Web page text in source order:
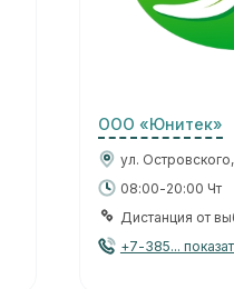
ООО «Юнитек»
ул.
08:00-20:00 Чт
Дистанция от
+7-385...